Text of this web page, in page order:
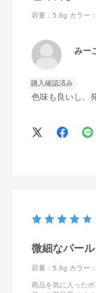
容量：5.8g カラー
みー
購入確認済み
色味も良いし、
微細なパール
容量：5.8g カラー
商品を気に入った